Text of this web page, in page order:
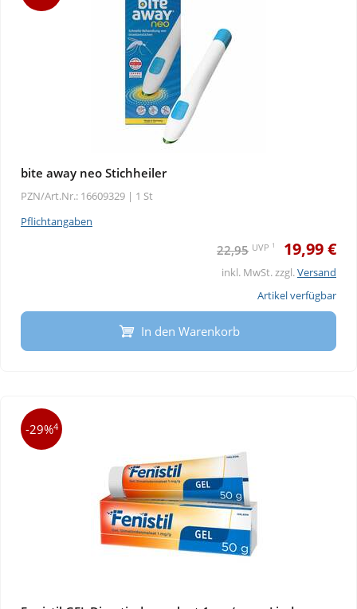
bite away neo Stichheiler
PZN/Art.Nr.: 16609329 | 1 St
Pflichtangaben
22,95 UVP 1 19,99 €
inkl. MwSt. zzgl.Versand
Artikel verfügbar
In den Warenkorb
-29%4